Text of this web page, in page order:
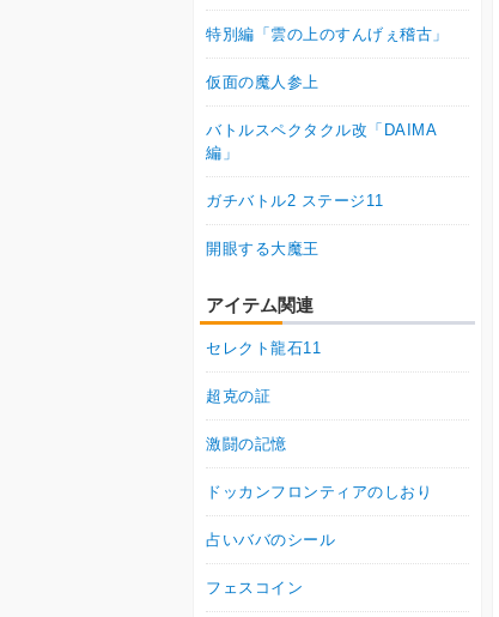
特別編「雲の上のすんげぇ稽古」
仮面の魔人参上
バトルスペクタクル改「DAIMA
編」
ガチバトル2 ステージ11
開眼する大魔王
アイテム関連
セレクト龍石11
超克の証
激闘の記憶
ドッカンフロンティアのしおり
占いババのシール
フェスコイン